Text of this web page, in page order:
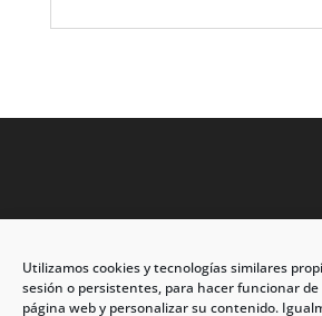
Utilizamos cookies y tecnologías similares
sesión o persistentes, para hacer funcionar
página web y personalizar su contenido.
Dirección: C/Eleuterio Quintanilla
Oro